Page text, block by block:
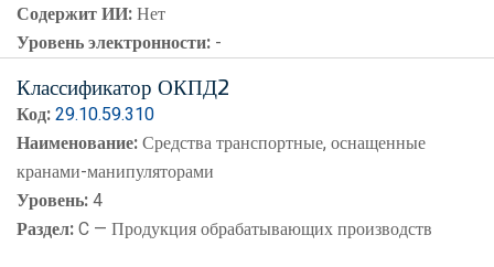
Содержит ИИ:Нет
Уровень электронности: -
Классификатор ОКПД2
Код:29.10.59.310
Наименование:Средства транспортные, оснащенные
кранами-манипуляторами
Уровень:4
Раздел:C — Продукция обрабатывающих производств